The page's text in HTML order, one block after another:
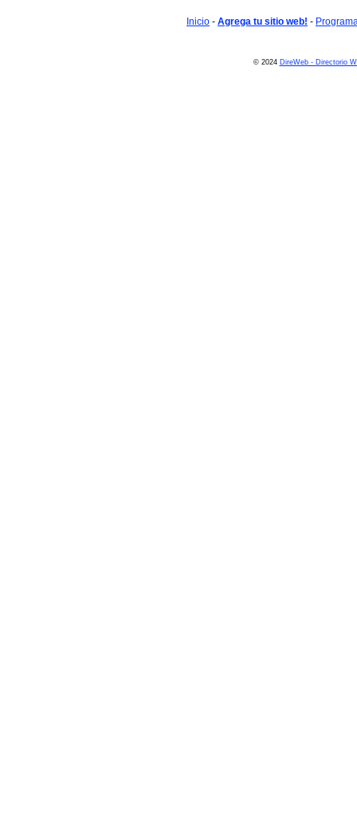
Inicio - Agrega tu sitio web! -
© 2024 DireWeb - Directorio